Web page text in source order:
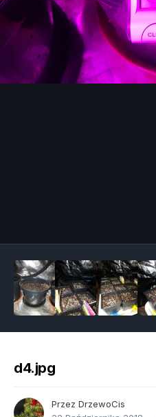
d4.jpg
Przez DrzewoCis